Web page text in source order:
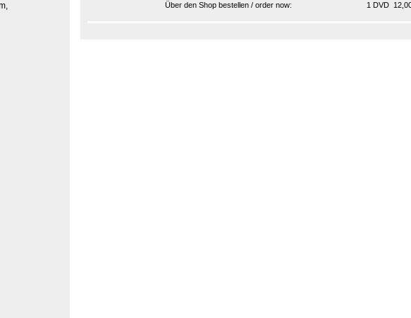
Über den Shop bestellen / order now:
1 DVD